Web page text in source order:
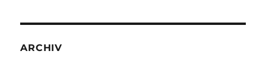
ARCHIV